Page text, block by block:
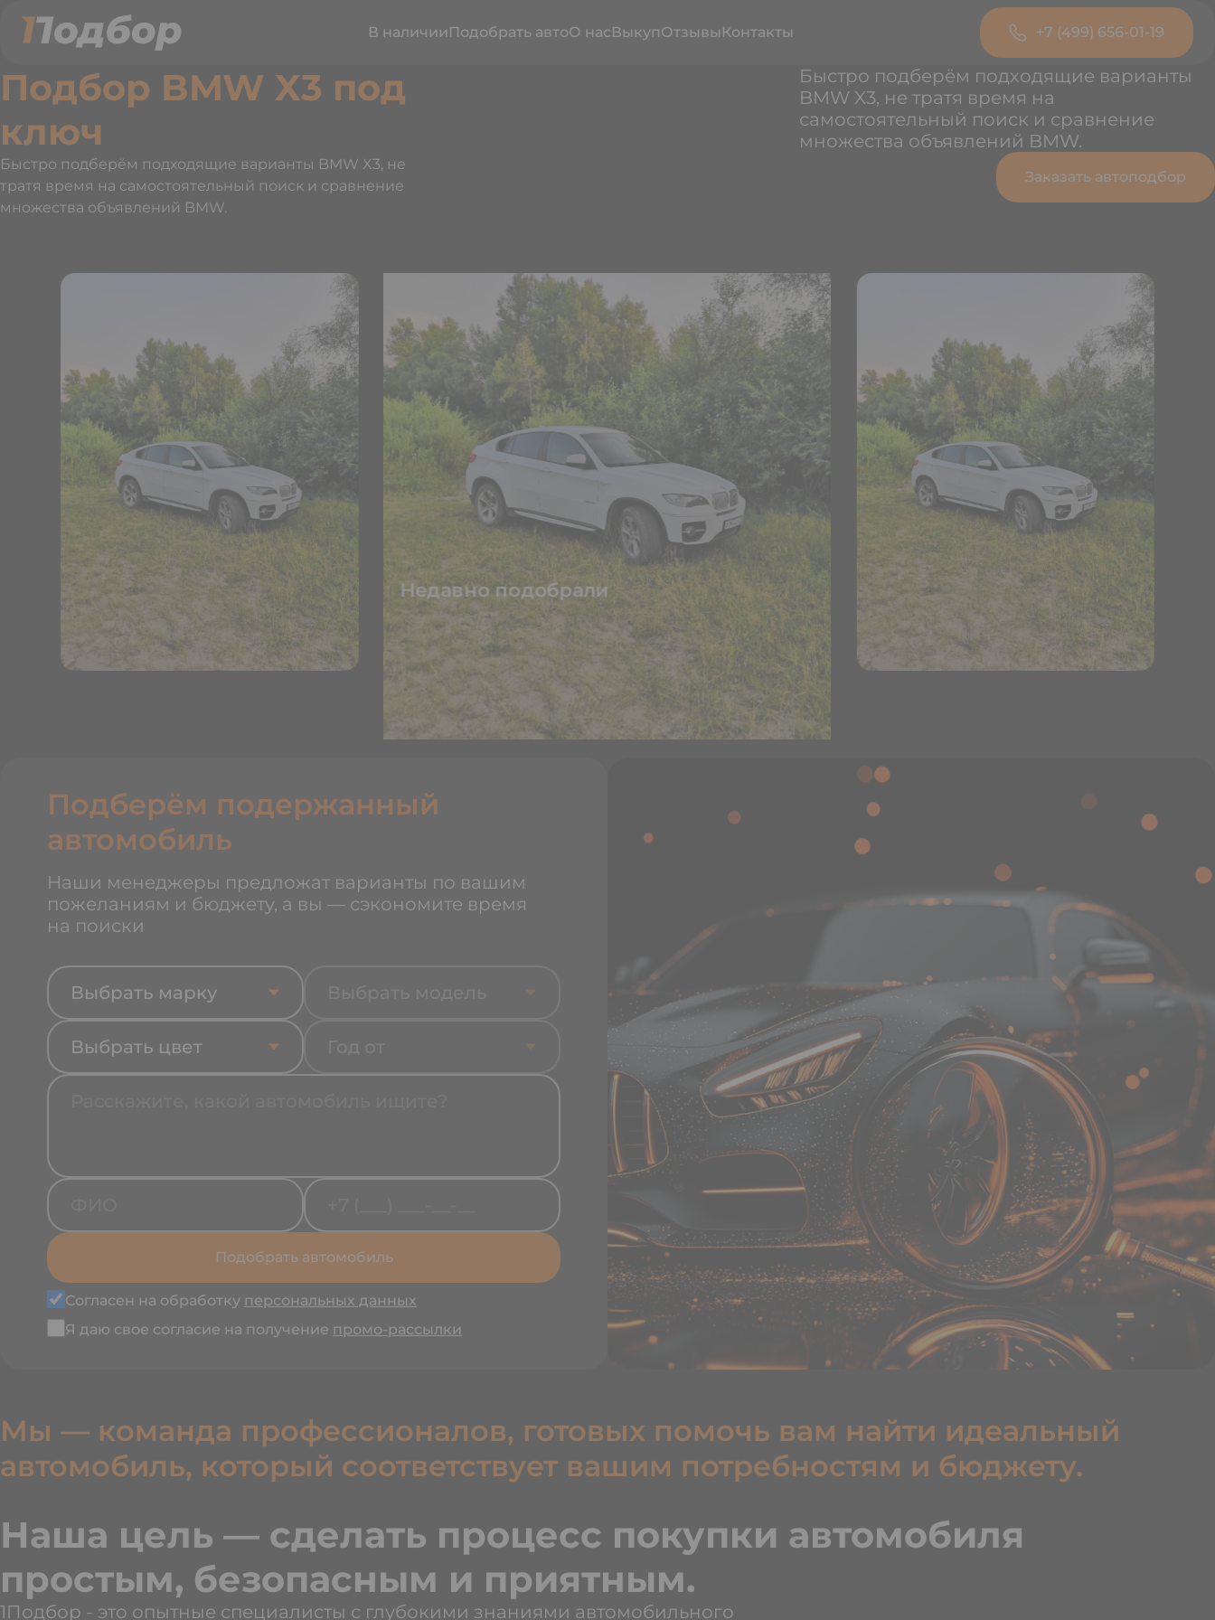
В наличииПодобрать автоО насВыкупОтзывы Контакты +7 (499) 656-01-19
Подбор BMW X3 под
ключ
Быстро подберём подходящие варианты BMW X3, не
тратя время на самостоятельный поиск и сравнение
множества объявлений BMW.
Быстро подберём подходящие варианты
BMW X3, не тратя время на
самостоятельный поиск и сравнение
множества объявлений BMW.
Заказать автоподбор
Недавно подобрали
Подберём подержанный
автомобиль
Наши менеджеры предложат варианты по вашим
пожеланиям и бюджету, а вы — сэкономите время
на поиски
Выбрать марку
Выбрать цвет
Подобрать автомобиль
Согласен на обработку персональных данных
Я даю свое согласие на получение промо-рассылки
Мы — команда профессионалов, готовых помочь вам найти идеальный
автомобиль, который соответствует вашим потребностям и бюджету.
Наша цель — сделать процесс покупки автомобиля
простым, безопасным и приятным.
1Подбор - это опытные специалисты с глубокими знаниями автомобильного